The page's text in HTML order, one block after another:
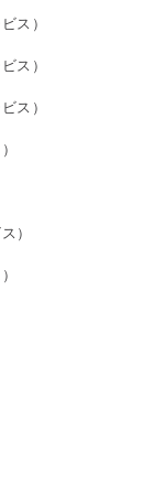
ス）
ス）
ス）
）